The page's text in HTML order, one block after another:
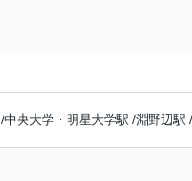
/中央大学・明星大学駅 /淵野辺駅 /